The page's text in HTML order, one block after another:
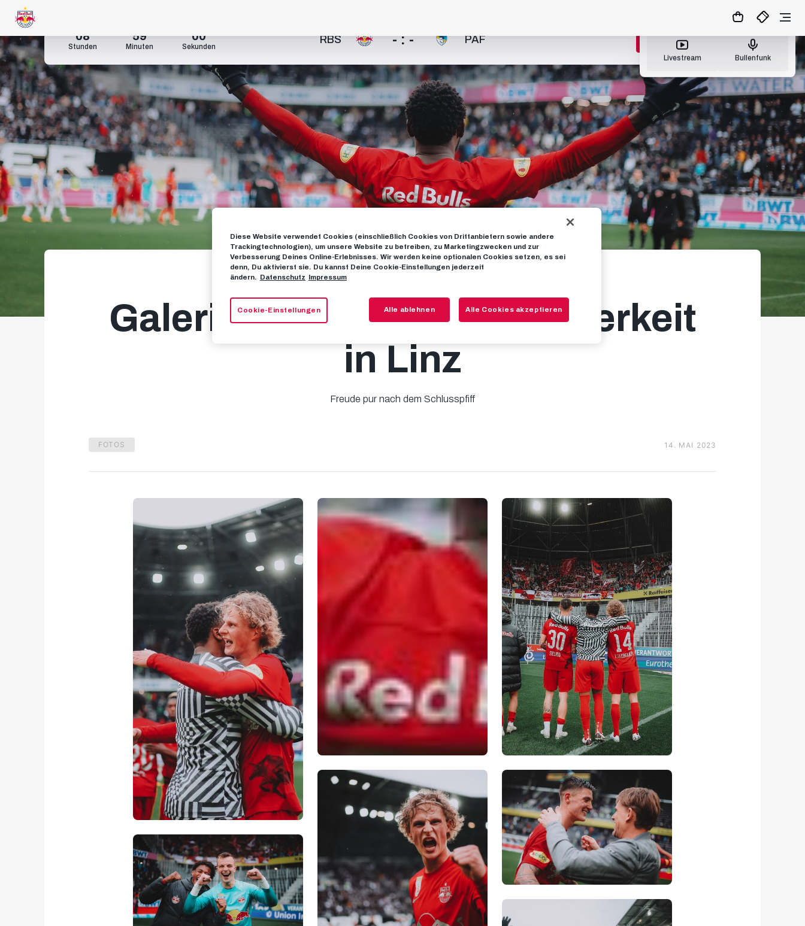
08
Stunden
58
Minuten
58
Sekunden
RBS - : - PAF TICKETS KAUFEN
Galerie: Jubel, Trubel, Heiterkeit
in Linz
Freude pur nach dem Schlusspfiff
FOTOS 14. MAI 2023
Nächster Livestream: Do., 06.08.26 21:45
Livestream Bullenfunk
Diese Website verwendet Cookies (einschließlich Cookies von Drittanbietern sowie andere
Trackingtechnologien), um unsere Website zu betreiben, zu Marketingzwecken und zur
Verbesserung Deines Online-Erlebnisses. Wir werden keine optionalen Cookies setzen, es sei
denn, Du aktivierst sie. Du kannst Deine Cookie-Einstellungen jederzeit
ändern.
Datenschutz Impressum
Cookie-Einstellungen Alle ablehnen Alle Cookies akzeptieren